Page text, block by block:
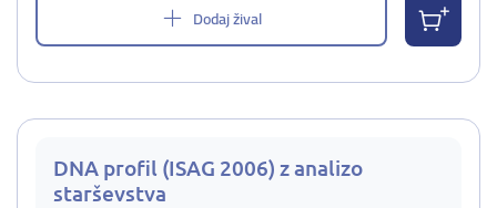
Dodaj žival
DNA profil (ISAG 2006) z analizo
starševstva